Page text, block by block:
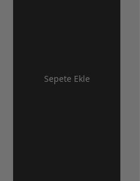
Sepete Ekle